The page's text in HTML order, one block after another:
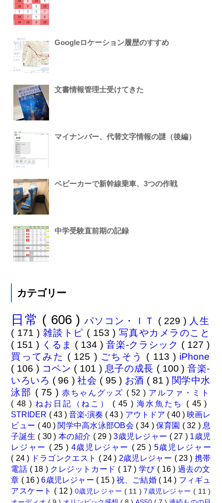
Googleロケーション履歴のすすめ
文書情報管理士受けてきた
マイナンバー、代替文字情報の謎（後編）
ベビーカーで新幹線乗車、3つの作戦
中学受験直前期の記録
カテゴリー
日常 ( 606 )パソコン・ＩＴ ( 229 ) 人生
( 171 ) 雑談トピ ( 153 ) 写真やカメラのこと
( 151 ) くるま ( 134 ) 音楽-クラシック ( 127 )
買ってみた ( 125 ) ごちそう ( 113 ) iPhone
( 106 ) コペン ( 101 ) 息子の成長 ( 100 )音楽-
いろいろ ( 96 )社会 ( 95 ) お酒 ( 81 ) 関学中水
泳部 ( 75 ) 赤ちゃんグッズ ( 52 ) アルファ・ミト
( 48 ) ねお日記（ねこ） ( 45 ) 海水魚たち ( 45 )
STRIDER ( 43 ) 音楽-演奏 ( 43 ) アウトドア ( 40 ) 映画レ
ビュー ( 40 ) 関学中高水泳部OB会 ( 34 ) 保育園 ( 32 ) 息
子誕生 ( 30 ) 本の紹介 ( 29 )3歳児レジャー ( 27 ) 1歳児
レジャー ( 25 ) 4歳児レジャー ( 25 ) 5歳児レジャー
( 24 ) ドラゴンクエスト ( 24 ) 2歳児レジャー ( 23 ) 携帯
電話 ( 18 ) クレジットカード ( 17 ) 学び ( 16 ) 過去の文
章 ( 16 )6歳児レジャー ( 15 ) 祝、ご結婚 ( 14 ) フィギュ
アスケート ( 12 ) 0歳児レジャー ( 11 )7歳児レジャー( 11 )